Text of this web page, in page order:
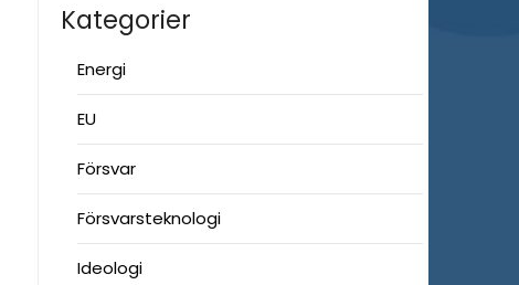
Kategorier
Energi
EU
Försvar
Försvarsteknologi
Ideologi